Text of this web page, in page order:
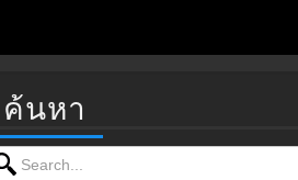
ค้นหา
for: